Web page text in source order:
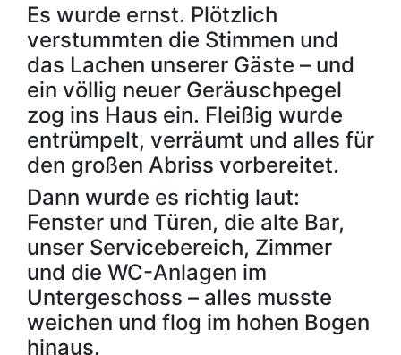
Es wurde ernst. Plötzlich
verstummten die Stimmen und
das Lachen unserer Gäste – und
ein völlig neuer Geräuschpegel
zog ins Haus ein. Fleißig wurde
entrümpelt, verräumt und alles für
den großen Abriss vorbereitet.
Dann wurde es richtig laut:
Fenster und Türen, die alte Bar,
unser Servicebereich, Zimmer
und die WC-Anlagen im
Untergeschoss – alles musste
weichen und flog im hohen Bogen
hinaus.